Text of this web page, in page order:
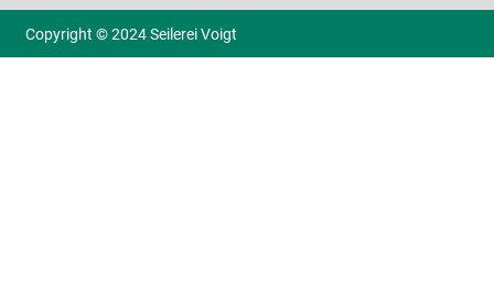
Copyright © 2024 Seilerei Voigt